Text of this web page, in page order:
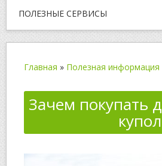
ПОЛЕЗНЫЕ СЕРВИСЫ
Главная » Полезная информация
Зачем покупать
купол